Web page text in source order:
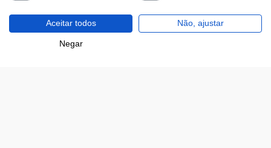
Aceitar todos Não, ajustar
Negar